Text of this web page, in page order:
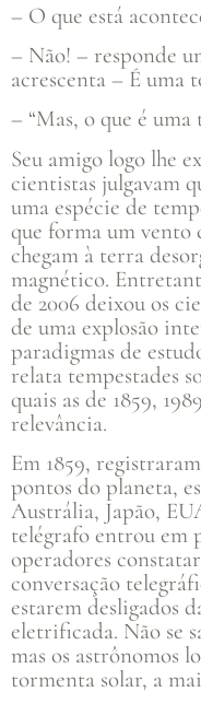
– O que está
– Não! – responde
acrescenta – É uma
– “Mas, o que é
Seu amigo logo lhe
cientistas julgavam
uma espécie de
que forma um vento
chegam à terra
magnético.
de 2006 deixou os
de uma explosão
paradigmas de
relata tempestades
quais as de 1859,
relevância.
Em 1859,
pontos do planeta,
Austrália, Japão,
telégrafo entrou em
operadores
conversação
estarem desligados
eletrificada. Não se
mas os astrônomos
tormenta solar, a